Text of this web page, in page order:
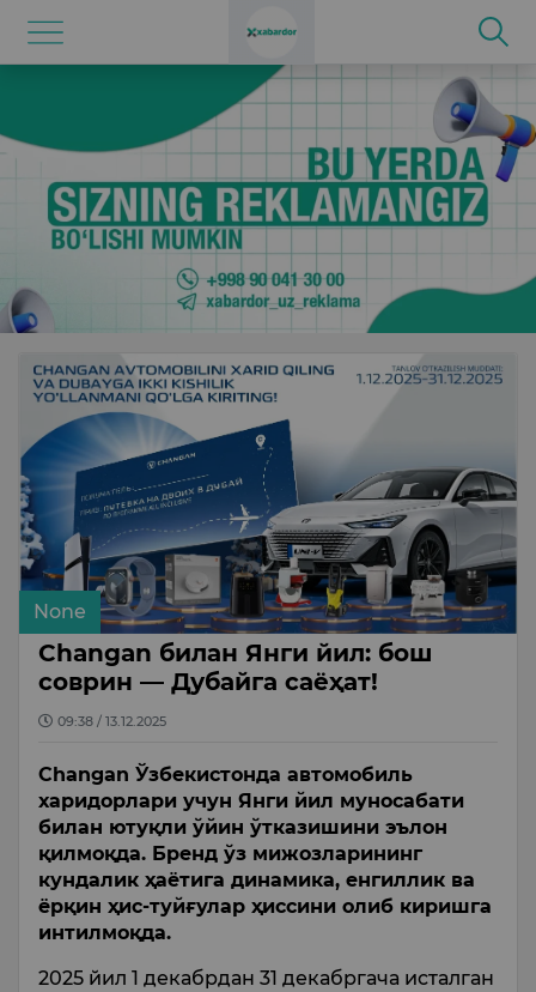
None
Changan билан Янги йил: бош
соврин — Дубайга саёҳат!
09:38 / 13.12.2025
Changan Ўзбекистонда автомобиль
харидорлари учун Янги йил муносабати
билан ютуқли ўйин ўтказишини эълон
қилмоқда. Бренд ўз мижозларининг
кундалик ҳаётига динамика, енгиллик ва
ёрқин ҳис-туйғулар ҳиссини олиб киришга
интилмоқда.
2025 йил 1 декабрдан 31 декабргача исталган